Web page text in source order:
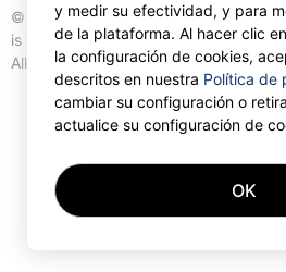
© Gettransport International Limited.
is trademark of Gettransport
All rights reserved.
y medir su efectividad, y para
de la plataforma. Al hacer clic
la configuración de cookies,
descritos en nuestra Política de
cambiar su configuración o
actualice su configuración de
OK